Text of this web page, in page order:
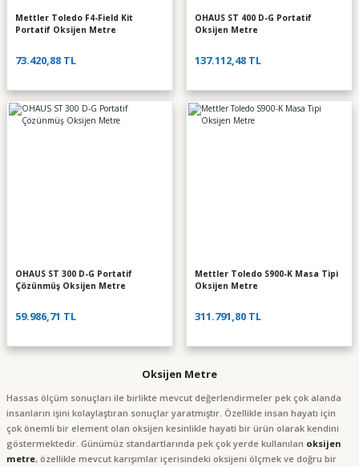
Mettler Toledo F4-Field Kit
Portatif Oksijen Metre
73.420,88 TL
OHAUS ST 400 D-G Portatif
Oksijen Metre
137.112,48 TL
OHAUS ST 300 D-G Portatif
Çözünmüş Oksijen Metre
59.986,71 TL
Mettler Toledo S900-K Masa Tipi
Oksijen Metre
311.791,80 TL
Oksijen Metre
Hassas ölçüm sonuçları ile birlikte mevcut değerlendirmeler pek çok alanda
insanların işini kolaylaştıran sonuçlar yaratmıştır. Özellikle insan hayatı için
çok önemli bir element olan oksijen kesinlikle hayati bir ürün olarak kendini
göstermektedir. Günümüz standartlarında pek çok yerde kullanılan oksijen
metre, özellikle mevcut karışımlar içerisindeki oksijeni ölçmek ve doğru bir